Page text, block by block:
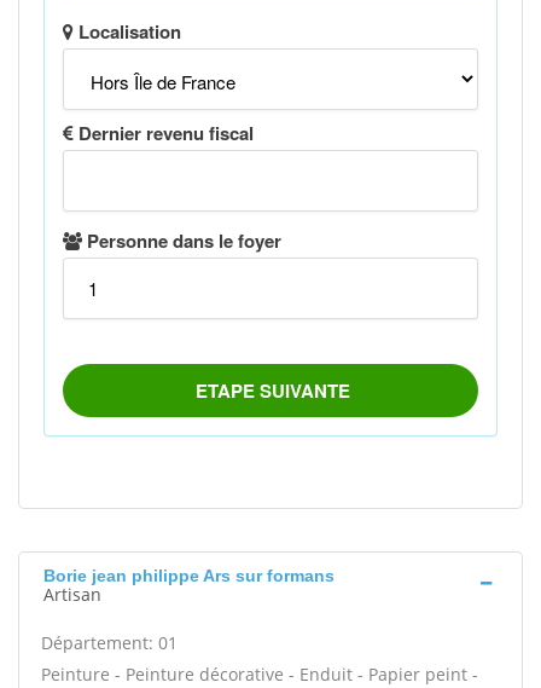
Borie jean philippe Ars sur formans
Artisan
Département: 01
Peinture - Peinture décorative - Enduit - Papier peint -